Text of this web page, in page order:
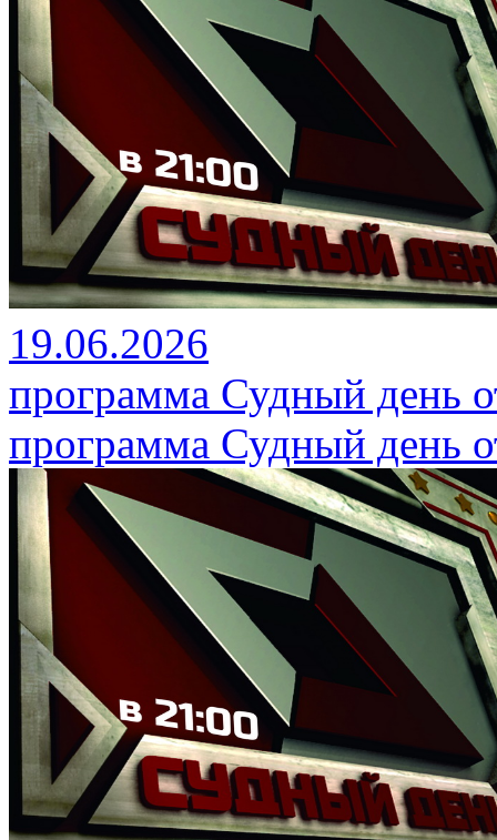
19.06.2026
программа Судный день
программа Судный день